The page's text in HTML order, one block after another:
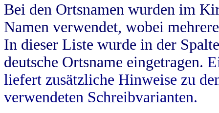
Bei den Ortsnamen wurden im
Namen verwendet, wobei
In dieser Liste wurde in der
deutsche Ortsname eingetragen.
liefert zusätzliche Hinweise zu
verwendeten Schreibvarianten.